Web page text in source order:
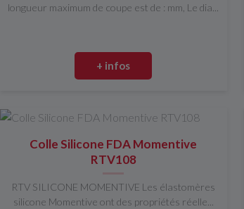
longueur maximum de coupe est de : mm, Le dia...
+ infos
Colle Silicone FDA Momentive
RTV108
RTV SILICONE MOMENTIVE Les élastomères
silicone Momentive ont des propriétés réelle...